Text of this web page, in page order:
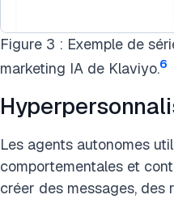
Figure 3 : Exemple de
marketing IA de Klaviyo.6
Les agents autonomes
comportementales et
créer des messages, des